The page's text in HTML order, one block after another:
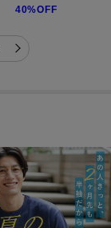
40%OFF